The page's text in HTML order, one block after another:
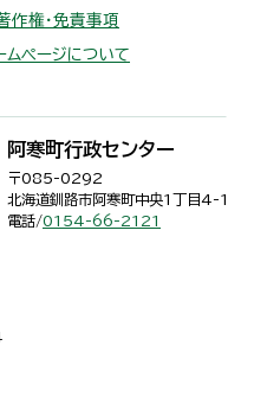
著作権・免責事項
ムページについて
阿寒町行政センター
〒085-0292
北海道釧路市阿寒町中央1丁目4-1
電話/0154-66-2121